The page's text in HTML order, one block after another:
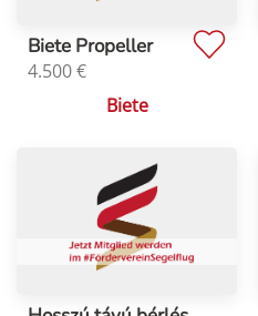
Biete Propeller
4.500€
Biete